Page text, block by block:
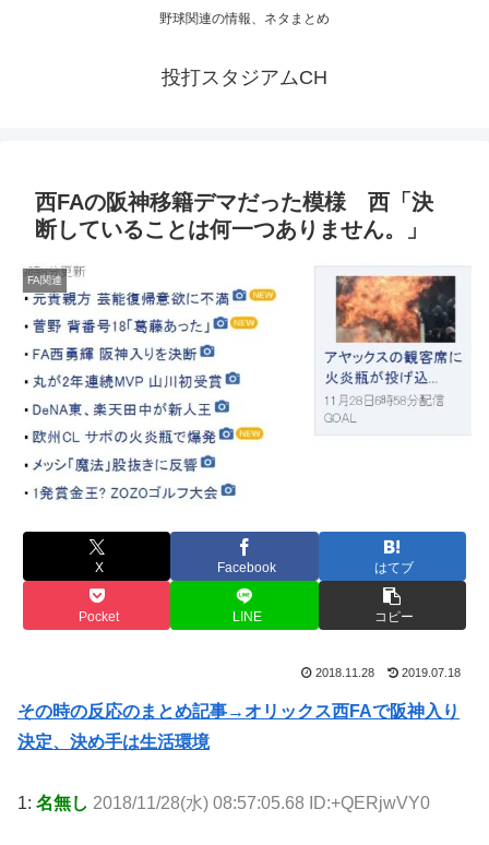
野球関連の情報、ネタまとめ
投打スタジアムCH
西FAの阪神移籍デマだった模様 西「決
断していることは何一つありません。」
FA関連
X Facebook はてブ
Pocket LINE コピー
2018.11.28 2019.07.18
その時の反応のまとめ記事→オリックス西FAで阪神入り
決定、決め手は生活環境
1: 名無し 2018/11/28(水) 08:57:05.68 ID:+QERjwVY0